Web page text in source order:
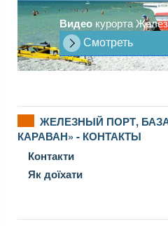
Видеокурорта
Смотреть
ЖЕЛЕЗНЫЙ ПОРТ,
КАРАВАН» - КОНТАКТЫ
Контакти
Як доїхати